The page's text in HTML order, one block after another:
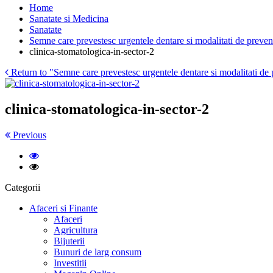
Home
Sanatate si Medicina
Sanatate
Semne care prevestesc urgentele dentare si modalitati de
clinica-stomatologica-in-sector-2
Return to "Semne care prevestesc urgentele dentare si modalitati de
clinica-stomatologica-in-sector-2
Previous
Categorii
Afaceri si Finante
Afaceri
Agricultura
Bijuterii
Bunuri de larg consum
Investitii